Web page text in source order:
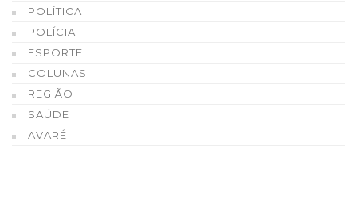
POLÍTICA
POLÍCIA
ESPORTE
COLUNAS
REGIÃO
SAÚDE
AVARÉ